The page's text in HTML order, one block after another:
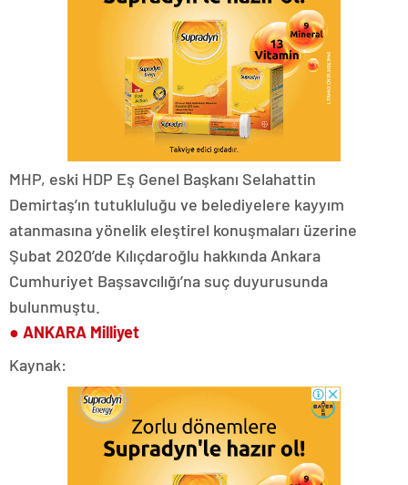
MHP, eski HDP Eş Genel Başkanı Selahattin
Demirtaş’ın tutukluluğu ve belediyelere kayyım
atanmasına yönelik eleştirel konuşmaları üzerine
Şubat 2020’de Kılıçdaroğlu hakkında Ankara
Cumhuriyet Başsavcılığı’na suç duyurusunda
bulunmuştu.
● ANKARA Milliyet
Kaynak: